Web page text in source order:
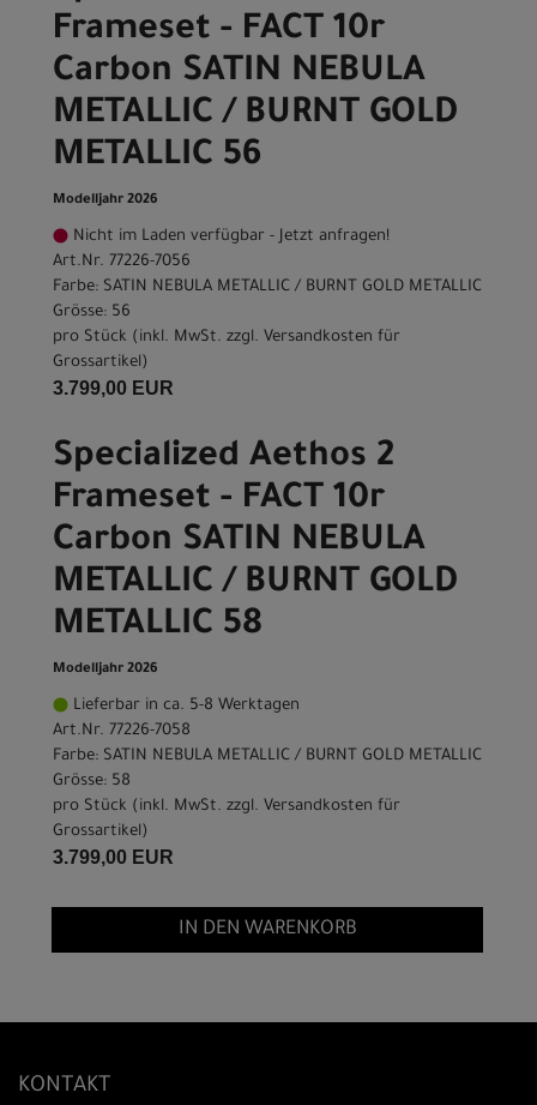
Frameset - FACT 10r
Carbon SATIN NEBULA
METALLIC / BURNT GOLD
METALLIC 56
Modelljahr 2026
Nicht im Laden verfügbar - Jetzt anfragen!
Art.Nr. 77226-7056
Farbe: SATIN NEBULA METALLIC / BURNT GOLD METALLIC
Grösse: 56
pro Stück (inkl. MwSt. zzgl. Versandkosten für
Grossartikel )
3.799,00 EUR
Specialized Aethos 2
Frameset - FACT 10r
Carbon SATIN NEBULA
METALLIC / BURNT GOLD
METALLIC 58
Modelljahr 2026
Lieferbar in ca. 5-8 Werktagen
Art.Nr. 77226-7058
Farbe: SATIN NEBULA METALLIC / BURNT GOLD METALLIC
Grösse: 58
pro Stück (inkl. MwSt. zzgl. Versandkosten für
Grossartikel )
3.799,00 EUR
IN DEN WARENKORB
KONTAKT